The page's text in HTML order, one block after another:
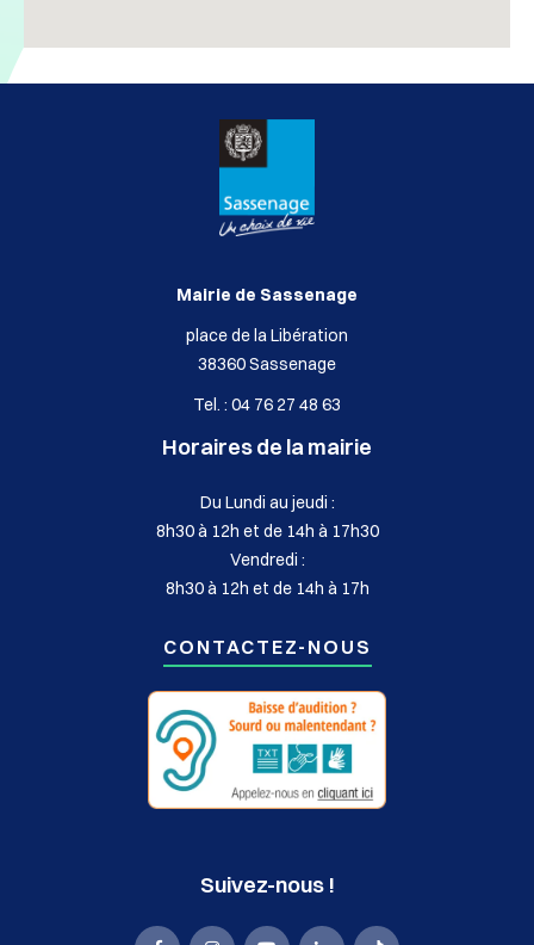
Mairie de Sassenage
place de la Libération
38360 Sassenage
Tel. : 04 76 27 48 63
Horaires de la mairie
Du Lundi au jeudi :
8h30 à 12h et de 14h à 17h30
Vendredi :
8h30 à 12h et de 14h à 17h
CONTACTEZ-NOUS
Suivez-nous !